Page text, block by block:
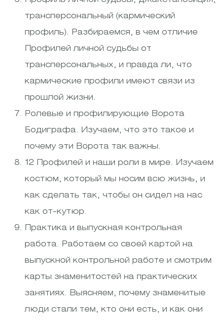
трансперсональный (кармический
профиль). Разбираемся, в чем отличие
Профилей личной судьбы от
трансперсональных, и правда ли, что
кармические профили имеют связи из
прошлой жизни.
Ролевые и профилирующие Ворота
Бодиграфа. Изучаем, что это такое и
почему эти Ворота так важны.
12 Профилей и наши роли в мире. Изучаем
костюм, который мы носим всю жизнь, и
как сделать так, чтобы он сидел на нас
как от-кутюр.
Практика и выпускная контрольная
работа. Работаем со своей картой на
выпускной контрольной работе и смотрим
карты знаменитостей на практических
занятиях. Выясняем, почему знаменитые
люди стали тем, кто они есть, и как они